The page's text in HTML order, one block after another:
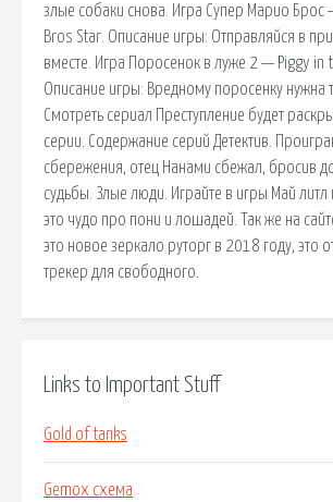
злые собаки снова. Игра Супер Марио Брос
Bros Star. Описание игры: Отправляйся в
вместе. Игра Поросенок в луже 2 — Piggy in
Описание игры: Вредному поросенку нужна
Смотреть сериал Преступление будет
серии. Содержание серий Детектив.
сбережения, отец Нанами сбежал, бросив
судьбы. Злые люди. Играйте в игры Май
это чудо про пони и лошадей. Так же на
это новое зеркало руторг в 2018 году, это
трекер для свободного.
Links to Important Stuff
Gold of tanks
Gemox схема